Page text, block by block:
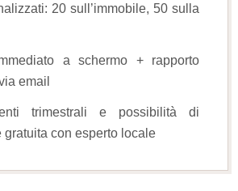
20 sull’immobile, 50 sulla
a schermo + rapporto
email
trimestrali e possibilità di
gratuita con esperto locale